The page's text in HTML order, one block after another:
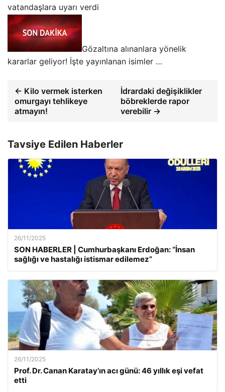
vatandaşlara uyarı verdi
Gözaltına alınanlara yönelik
kararlar geliyor! İşte yayınlanan isimler …
← Kilo vermek isterken
omurgayı tehlikeye
atmayın!
İdrardaki değişiklikler
böbreklerde rapor
verebilir →
Tavsiye Edilen Haberler
26/11/2025
SON HABERLER | Cumhurbaşkanı Erdoğan: “İnsan
sağlığı ve hastalığı istismar edilemez”
26/11/2025
Prof. Dr. Canan Karatay’ın acı günü: 46 yıllık eşi vefat
etti